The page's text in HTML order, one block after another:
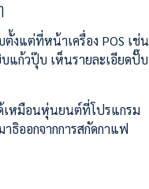
งแต่ที่หน้าเครื่อง POS เช่น
แก้วปุ๊บ เห็นรายละเอียดปั๊บ
เหมือนหุ่นยนต์ที่โปรแกรม
ธิออกจากการสกัดกาแฟ